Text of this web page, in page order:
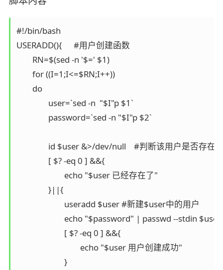
#!/bin/bash
USERADD(){      #用户创建函数
        RN=$(sed -n '$=' $1)
        for ((I=1;I<=$RN;I++))
        do
                user=`sed -n  "$I"p $1`
                password=`sed -n "$I"p $2`
                id $user &>/dev/null    #判断该用户是否存在
                [ $? -eq 0 ] &&{
                        echo "$user 已经存在了"
                }||{
                        useradd $user #新建$user中的用户
echo "$password" | passwd --stdin
                        [ $? -eq 0 ] &&{
                                echo "$user 用户创建成功"
                        }